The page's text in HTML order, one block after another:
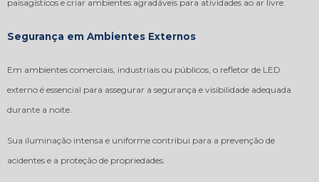
paisagísticos e criar ambientes agradáveis para atividades ao ar livre.
Segurança em Ambientes Externos
Em ambientes comerciais, industriais ou públicos, o refletor de LED
externo é essencial para assegurar a segurança e visibilidade adequada
durante a noite.
Sua iluminação intensa e uniforme contribui para a prevenção de
acidentes e a proteção de propriedades.